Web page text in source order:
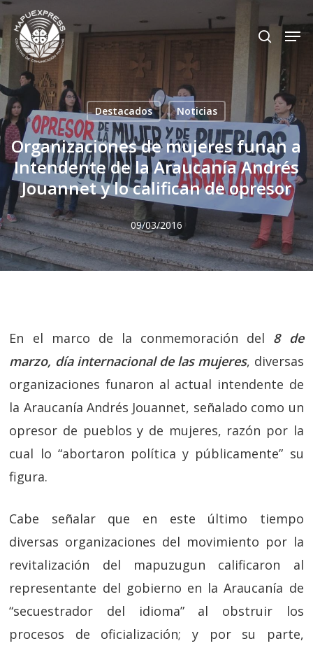
Skip
to
main
content
search
Destacados Noticias
Organizaciones de mujeres funan a
Intendente de la Araucanía Andrés
Jouannet y lo califican de opresor
09/03/2016
En el marco de la conmemoración del 8 de
marzo, día internacional de las mujeres, diversas
organizaciones funaron al actual intendente de
la Araucanía Andrés Jouannet, señalado como un
opresor de pueblos y de mujeres, razón por la
cual lo “abortaron política y públicamente” su
figura.
Cabe señalar que en este último tiempo
diversas organizaciones del movimiento por la
revitalización del mapuzugun calificaron al
representante del gobierno en la Araucanía de
“secuestrador del idioma” al obstruir los
procesos de oficialización; y por su parte,
Close
Menu